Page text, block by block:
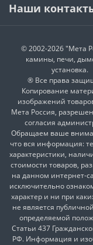
Наши
© 2002-2026 "Мета
камины, печи,
установка.
® Все права
Копирование
изображений
Мета Россия,
согласия
Обращаем ваше
что вся информация:
характеристики,
стоимости товаров,
на данном интернет-
исключительно
характер и ни при
не является
определяемой
Статьи 437
РФ. Информация и